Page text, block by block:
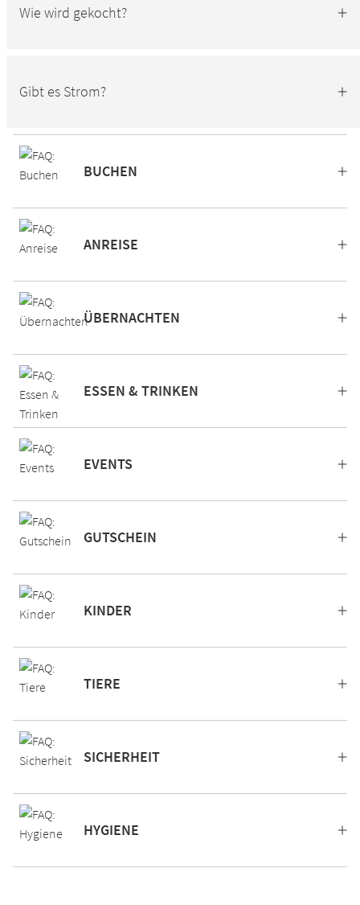
Wie wird gekocht?
Gibt es Strom?
BUCHEN
ANREISE
ÜBERNACHTEN
ESSEN & TRINKEN
EVENTS
GUTSCHEIN
KINDER
TIERE
SICHERHEIT
HYGIENE